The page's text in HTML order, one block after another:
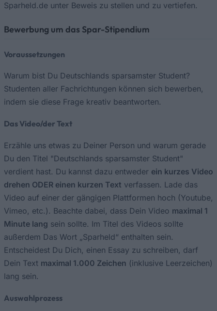
Sparheld.de unter Beweis zu stellen und zu vertiefen.
Bewerbung um das Spar-Stipendium
Voraussetzungen
Warum bist Du Deutschlands sparsamster Student?
Studenten aller Fachrichtungen können sich bewerben,
indem sie diese Frage kreativ beantworten.
Das Video/der Text
Erzähle uns etwas zu Deiner Person und warum gerade
Du den Titel "Deutschlands sparsamster Student"
verdient hast. Du kannst dazu entweder ein kurzes Video
drehen ODER einen kurzen Text verfassen. Lade das
Video auf einer der gängigen Plattformen hoch (Youtube,
Vimeo, etc.). Beachte dabei, dass Dein Video maximal 1
Minute lang sein sollte. Im Titel des Videos sollte
außerdem Das Wort „Sparheld“ enthalten sein.
Entscheidest Du Dich, einen Essay zu schreiben, darf
Dein Text maximal 1.000 Zeichen (inklusive Leerzeichen)
lang sein.
Auswahlprozess